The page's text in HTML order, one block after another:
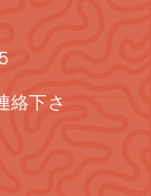
絡下さ